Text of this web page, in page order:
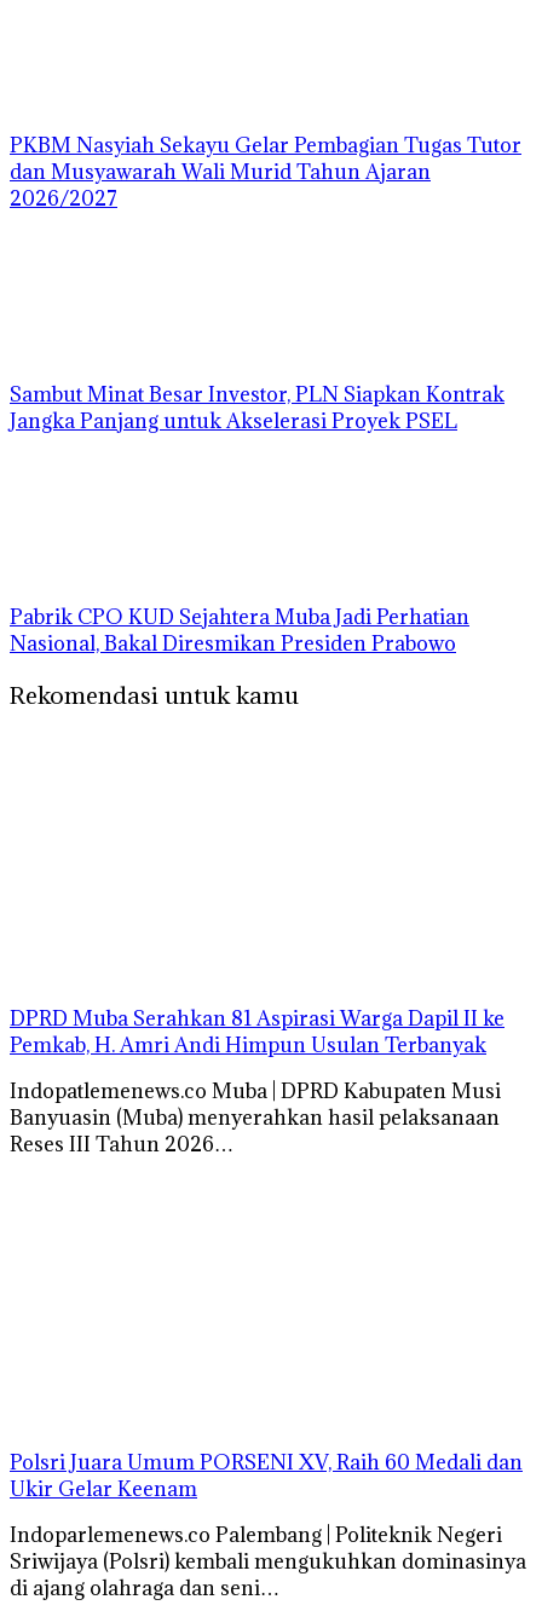
PKBM Nasyiah Sekayu Gelar Pembagian Tugas Tutor
dan Musyawarah Wali Murid Tahun Ajaran
2026/2027
Sambut Minat Besar Investor, PLN Siapkan Kontrak
Jangka Panjang untuk Akselerasi Proyek PSEL
Pabrik CPO KUD Sejahtera Muba Jadi Perhatian
Nasional, Bakal Diresmikan Presiden Prabowo
Rekomendasi untuk kamu
DPRD Muba Serahkan 81 Aspirasi Warga Dapil II ke
Pemkab, H. Amri Andi Himpun Usulan Terbanyak
Indopatlemenews.co Muba | DPRD Kabupaten Musi
Banyuasin (Muba) menyerahkan hasil pelaksanaan
Reses III Tahun 2026…
Polsri Juara Umum PORSENI XV, Raih 60 Medali dan
Ukir Gelar Keenam
Indoparlemenews.co Palembang | Politeknik Negeri
Sriwijaya (Polsri) kembali mengukuhkan dominasinya
di ajang olahraga dan seni…